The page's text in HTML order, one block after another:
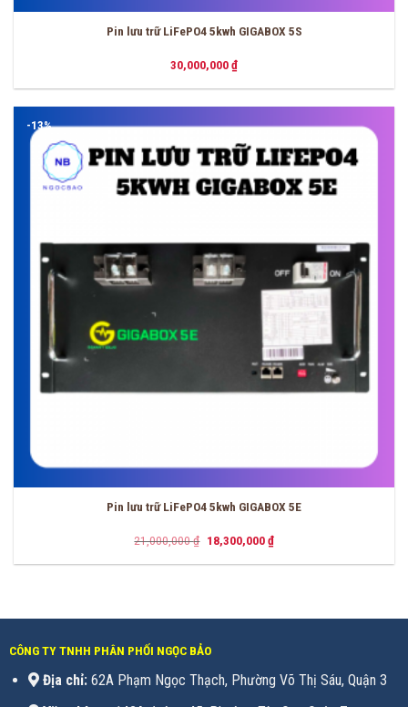
Pin lưu trữ LiFePO4 5kwh GIGABOX 5S
30,000,000₫
-13%
Pin lưu trữ LiFePO4 5kwh GIGABOX 5E
21,000,000₫ Giá
gốc
là:
18,300,000₫Giá
hiện
tại
CÔNG TY TNHH PHÂN PHỐI NGỌC BẢO
Địa chỉ:62A Phạm Ngọc Thạch, Phường Võ Thị Sáu, Quận 3